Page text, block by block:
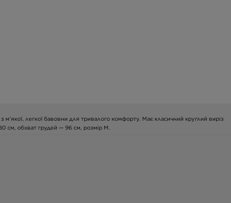
легкої бавовни для тривалого комфорту. Має класичний круглий виріз
см, обхват грудей — 96 см, розмір M.